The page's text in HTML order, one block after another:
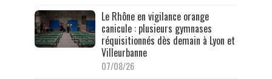
Le Rhône en vigilance orange
canicule : plusieurs gymnases
réquisitionnés dès demain à Lyon et
Villeurbanne
07/08/26